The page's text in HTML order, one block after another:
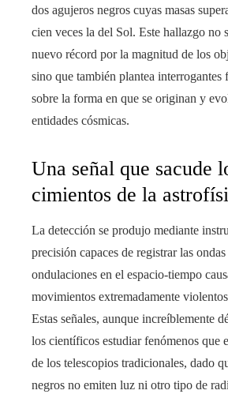
dos agujeros negros cuyas masas
cien veces la del Sol. Este hallazgo no
nuevo récord por la magnitud de los
sino que también plantea interrogantes
sobre la forma en que se originan y
entidades cósmicas.
Una señal que sacude
cimientos de la
La detección se produjo mediante
precisión capaces de registrar las
ondulaciones en el espacio-tiempo
movimientos extremadamente
Estas señales, aunque increíblemente
los científicos estudiar fenómenos que
de los telescopios tradicionales, dado
negros no emiten luz ni otro tipo de